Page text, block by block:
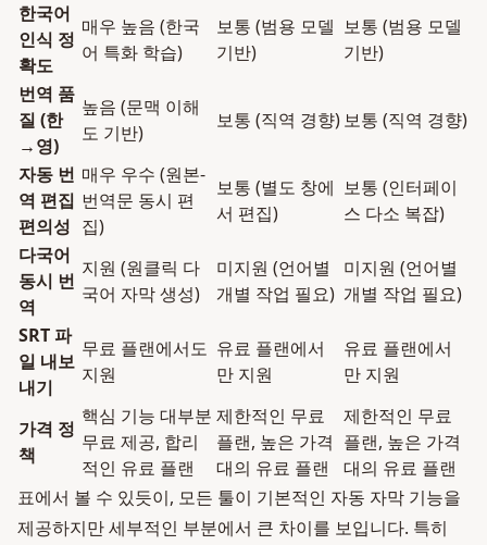
한국어
인식 정
확도
매우 높음 (한국
어 특화 학습)
보통 (범용 모델
기반)
보통 (범용 모델
기반)
번역 품
질 (한
→영)
높음 (문맥 이해
도 기반)
보통 (직역 경향)보통 (직역 경향)
자동 번
역 편집
편의성
매우 우수 (원본-
번역문 동시 편
집)
보통 (별도 창에
서 편집)
보통 (인터페이
스 다소 복잡)
다국어
동시 번
역
지원 (원클릭 다
국어 자막 생성)
미지원 (언어별
개별 작업 필요)
미지원 (언어별
개별 작업 필요)
SRT 파
일 내보
내기
무료 플랜에서도
지원
유료 플랜에서
만 지원
유료 플랜에서
만 지원
가격 정
책
핵심 기능 대부분
무료 제공, 합리
적인 유료 플랜
제한적인 무료
플랜, 높은 가격
대의 유료 플랜
제한적인 무료
플랜, 높은 가격
대의 유료 플랜
표에서 볼 수 있듯이, 모든 툴이 기본적인 자동 자막 기능을
제공하지만 세부적인 부분에서 큰 차이를 보입니다. 특히